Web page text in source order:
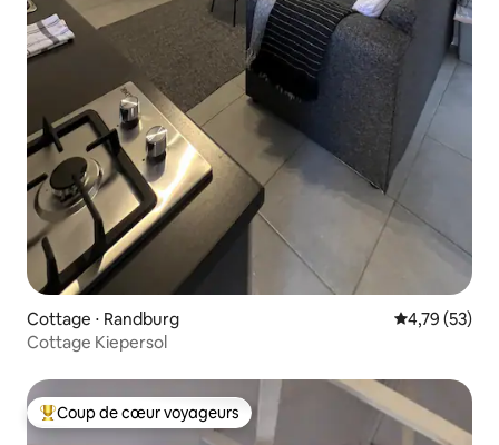
Cottage ⋅ Randburg Évaluation
4,79 (53)
Cottage Kiepersol
Coups de cœur voyageurs les plus appréciés
Coup de cœur voyageurs